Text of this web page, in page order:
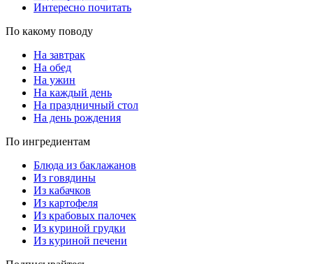
Интересно почитать
По какому поводу
На завтрак
На обед
На ужин
На каждый день
На праздничный стол
На день рождения
По ингредиентам
Блюда из баклажанов
Из говядины
Из кабачков
Из картофеля
Из крабовых палочек
Из куриной грудки
Из куриной печени